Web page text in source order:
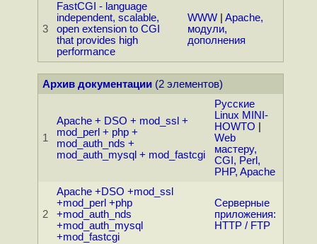
3
FastCGI - language
independent, scalable,
open extension to CGI
that provides high
performance
WWW| Apache,
модули,
дополнения
Архив документации(2 элементов)
1
Apache + DSO + mod_ssl +
mod_perl + php +
mod_auth_nds +
mod_auth_mysql + mod_fastcgi
Русские
Linux MINI-
HOWTO
Web
мастеру,
CGI, Perl,
PHP, Apache
2
Apache +DSO +mod_ssl
+mod_perl +php
+mod_auth_nds
+mod_auth_mysql
+mod_fastcgi
Серверные
приложения:
HTTP / FTP